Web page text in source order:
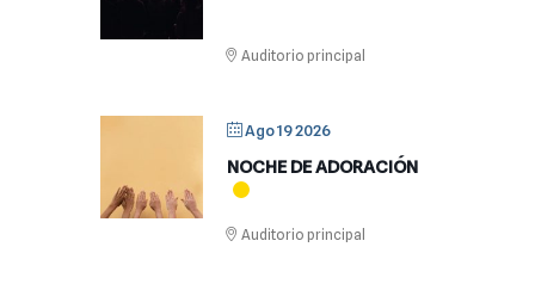
Auditorio principal
Ago 19 2026
NOCHE DE ADORACIÓN
Auditorio principal